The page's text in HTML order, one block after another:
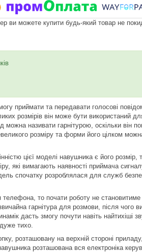
ви можете купити будь-який товар не
приймати та передавати голосові
розмірів він може бути використаний
називати гарнітурою, оскільки він
розміру та форми його цілком
цієї моделі навушника є його розмір,
які вимагають наявності приймача
спочатку розроблялася для служб
то почати роботу не
гарнітура для розмови, після чого
дасть змогу почути навіть найтихіші
тихо.
розташовану на верхній стороні
розташована вся електроніка